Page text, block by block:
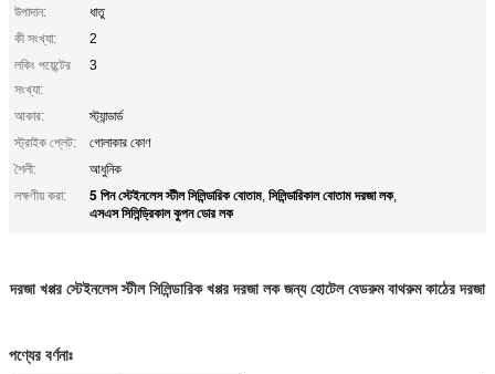
উপাদান:
ধাতু
কী সংখ্যা:
2
লকিং পয়েন্টের
সংখ্যা:
3
আকার:
স্ট্যান্ডার্ড
স্ট্রাইক প্লেট:
গোলাকার কোণ
শৈলী:
আধুনিক
লক্ষণীয় করা:
5 পিন স্টেইনলেস স্টীল সিলিন্ডারিক বোতাম, সিলিন্ডারিকাল বোতাম দরজা লক,
এসএস সিলিন্ড্রিকাল কুপন ডোর লক
দরজা খপ্পর স্টেইনলেস স্টীল সিলিন্ডারিক খপ্পর দরজা লক জন্য হোটেল বেডরুম বাথরুম কাঠের দরজা
পণ্যের বর্ণনাঃ